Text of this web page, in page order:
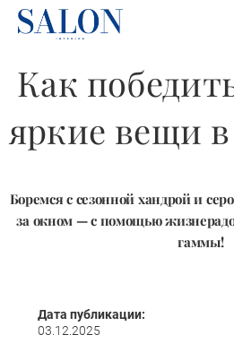
Как
яркие вещи
Боремся с сезонной хандрой и
за окном — с помощью
гаммы!
Дата публикации:
03.12.2025